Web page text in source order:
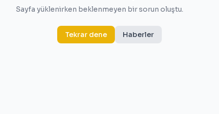
Sayfa yüklenirken beklenmeyen bir sorun oluştu.
Tekrar dene Haberler